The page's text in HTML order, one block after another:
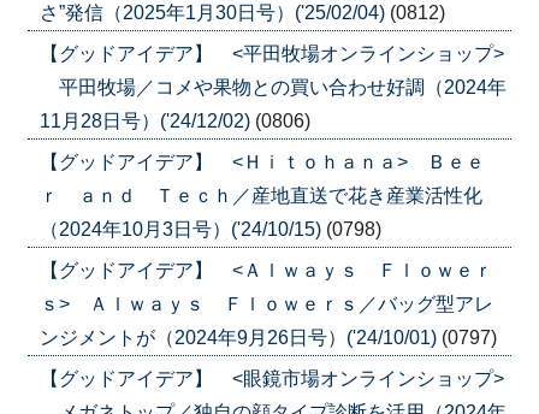
さ”発信（2025年1月30日号）('25/02/04) (0812)
【グッドアイデア】 <平田牧場オンラインショップ>
平田牧場／コメや果物との買い合わせ好調（2024年
11月28日号）('24/12/02) (0806)
【グッドアイデア】 <Ｈｉｔｏｈａｎａ> Ｂｅｅ
ｒ ａｎｄ Ｔｅｃｈ／産地直送で花き産業活性化
（2024年10月3日号）('24/10/15) (0798)
【グッドアイデア】 <Ａｌｗａｙｓ Ｆｌｏｗｅｒ
ｓ> Ａｌｗａｙｓ Ｆｌｏｗｅｒｓ／バッグ型アレ
ンジメントが（2024年9月26日号）('24/10/01) (0797)
【グッドアイデア】 <眼鏡市場オンラインショップ>